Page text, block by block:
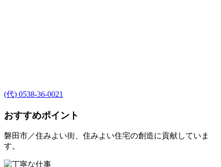
(代) 0538-36-0021
おすすめポイント
磐田市／住みよい街、住みよい住宅の創造に貢献していま
す。